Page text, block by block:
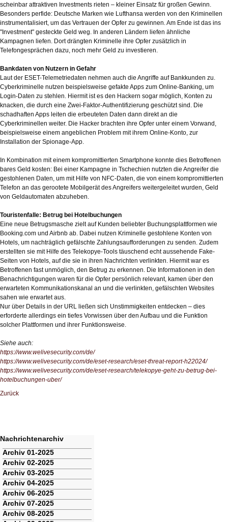
scheinbar attraktiven Investments rieten – kleiner Einsatz für großen Gewinn.
Besonders perfide: Deutsche Marken wie Lufthansa werden von den Kriminellen
instrumentalisiert, um das Vertrauen der Opfer zu gewinnen. Am Ende ist das ins
"Investment" gesteckte Geld weg. In anderen Ländern liefen ähnliche
Kampagnen liefen. Dort drängten Kriminelle ihre Opfer zusätzlich in
Telefongesprächen dazu, noch mehr Geld zu investieren.
Bankdaten von Nutzern in Gefahr
Laut der ESET-Telemetriedaten nehmen auch die Angriffe auf Bankkunden zu.
Cyberkriminelle nutzen beispielsweise gefakte Apps zum Online-Banking, um
Login-Daten zu stehlen. Hiermit ist es den Hackern sogar möglich, Konten zu
knacken, die durch eine Zwei-Faktor-Authentifizierung geschützt sind. Die
schadhaften Apps leiten die erbeuteten Daten dann direkt an die
Cyberkriminellen weiter. Die Hacker brachten ihre Opfer unter einem Vorwand,
beispielsweise einem angeblichen Problem mit ihrem Online-Konto, zur
Installation der Spionage-App.
In Kombination mit einem kompromittierten Smartphone konnte dies Betroffenen
bares Geld kosten: Bei einer Kampagne in Tschechien nutzten die Angreifer die
gestohlenen Daten, um mit Hilfe von NFC-Daten, die von einem kompromittierten
Telefon an das gerootete Mobilgerät des Angreifers weitergeleitet wurden, Geld
von Geldautomaten abzuheben.
Touristenfalle: Betrug bei Hotelbuchungen
Eine neue Betrugsmasche zielt auf Kunden beliebter Buchungsplattformen wie
Booking.com und Airbnb ab. Dabei nutzen Kriminelle gestohlene Konten von
Hotels, um nachträglich gefälschte Zahlungsaufforderungen zu senden. Zudem
erstellten sie mit Hilfe des Telekopye-Tools täuschend echt aussehende Fake-
Seiten von Hotels, auf die sie in ihren Nachrichten verlinkten. Hiermit war es
Betroffenen fast unmöglich, den Betrug zu erkennen. Die Informationen in den
Benachrichtigungen waren für die Opfer persönlich relevant, kamen über den
erwarteten Kommunikationskanal an und die verlinkten, gefälschten Websites
sahen wie erwartet aus.
Nur über Details in der URL ließen sich Unstimmigkeiten entdecken – dies
erforderte allerdings ein tiefes Vorwissen über den Aufbau und die Funktion
solcher Plattformen und ihrer Funktionsweise.
Siehe auch:
https://www.welivesecurity.com/de/
https://www.welivesecurity.com/de/eset-research/eset-threat-report-h22024/
https://www.welivesecurity.com/de/eset-research/telekopye-geht-zu-betrug-bei-
hotelbuchungen-uber/
Zurück
Nachrichtenarchiv
Navigation
überspringen
Archiv 01-2025
Archiv 02-2025
Archiv 03-2025
Archiv 04-2025
Archiv 06-2025
Archiv 07-2025
Archiv 08-2025